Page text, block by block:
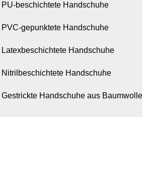
PU-beschichtete Handschuhe
PVC-gepunktete Handschuhe
Latexbeschichtete Handschuhe
Nitrilbeschichtete Handschuhe
Gestrickte Handschuhe aus Baumwolle